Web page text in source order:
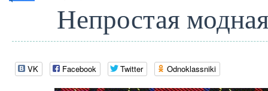
Непростая
VK Facebook Twitter Odnoklassniki